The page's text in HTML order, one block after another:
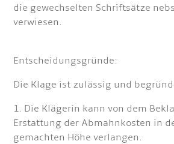
die gewechselten Schriftsätze
verwiesen.
Entscheidungsgründe:
Die Klage ist zulässig und
1. Die Klägerin kann von dem
Erstattung der Abmahnkosten in
gemachten Höhe verlangen.